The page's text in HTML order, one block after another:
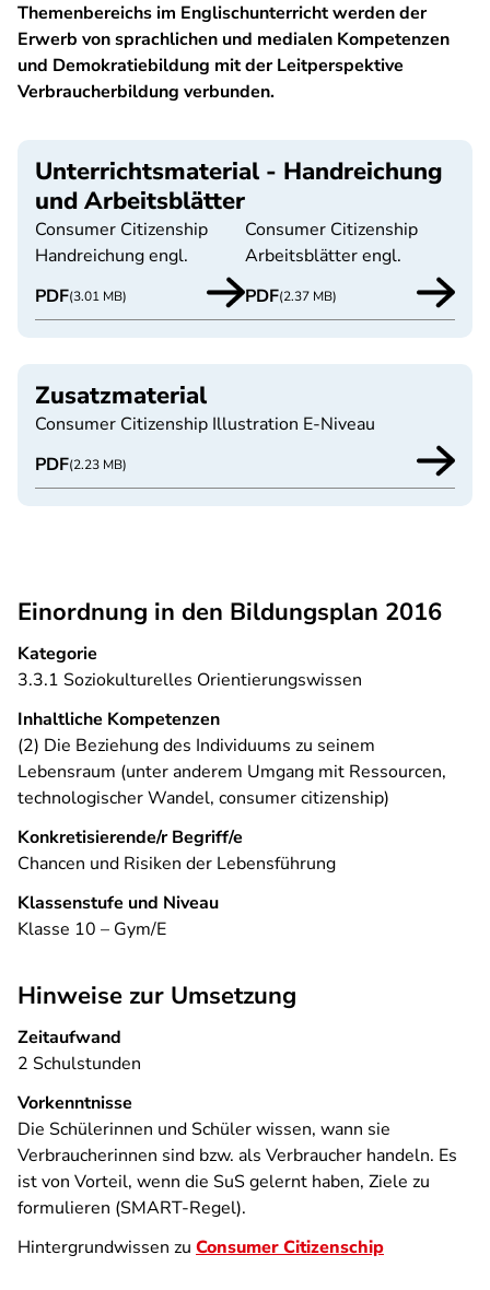
Themenbereichs im Englischunterricht werden der
Erwerb von sprachlichen und medialen Kompetenzen
und Demokratiebildung mit der Leitperspektive
Verbraucherbildung verbunden.
Unterrichtsmaterial - Handreichung
und Arbeitsblätter
Consumer Citizenship
Handreichung engl.
PDF(3.01 MB)
Consumer Citizenship
Arbeitsblätter engl.
PDF(2.37 MB)
Zusatzmaterial
Consumer Citizenship Illustration E-Niveau
PDF(2.23 MB)
Einordnung in den Bildungsplan 2016
Kategorie
3.3.1 Soziokulturelles Orientierungswissen
Inhaltliche Kompetenzen
(2) Die Beziehung des Individuums zu seinem
Lebensraum (unter anderem Umgang mit Ressourcen,
technologischer Wandel, consumer citizenship)
Konkretisierende/r Begriff/e
Chancen und Risiken der Lebensführung
Klassenstufe und Niveau
Klasse 10 – Gym/E
Hinweise zur Umsetzung
Zeitaufwand
2 Schulstunden
Vorkenntnisse
Die Schülerinnen und Schüler wissen, wann sie
Verbraucherinnen sind bzw. als Verbraucher handeln. Es
ist von Vorteil, wenn die SuS gelernt haben, Ziele zu
formulieren (SMART-­Regel).
Hintergrundwissen zu Consumer Citizenschip